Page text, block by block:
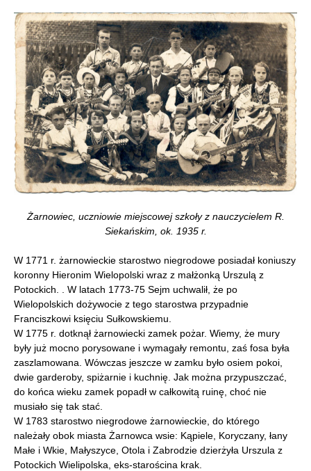
Żarnowiec, uczniowie miejscowej szkoły z nauczycielem R.
Siekańskim, ok. 1935 r.
W 1771 r. żarnowieckie starostwo niegrodowe posiadał koniuszy
koronny Hieronim Wielopolski wraz z małżonką Urszulą z
Potockich. . W latach 1773-75 Sejm uchwalił, że po
Wielopolskich dożywocie z tego starostwa przypadnie
Franciszkowi księciu Sułkowskiemu.
W 1775 r. dotknął żarnowiecki zamek pożar. Wiemy, że mury
były już mocno porysowane i wymagały remontu, zaś fosa była
zaszlamowana. Wówczas jeszcze w zamku było osiem pokoi,
dwie garderoby, spiżarnie i kuchnię. Jak można przypuszczać,
do końca wieku zamek popadł w całkowitą ruinę, choć nie
musiało się tak stać.
W 1783 starostwo niegrodowe żarnowieckie, do którego
należały obok miasta Żarnowca wsie: Kąpiele, Koryczany, łany
Małe i Wkie, Małyszyce, Otola i Zabrodzie dzierżyła Urszula z
Potockich Wielipolska, eks-starościna krak.